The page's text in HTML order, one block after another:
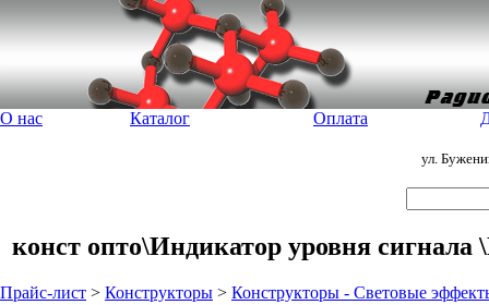
О нас Каталог Оплата
ул.
конст опто\Индикатор уровня
Прайс-лист > Конструкторы > Конструкторы - Световые